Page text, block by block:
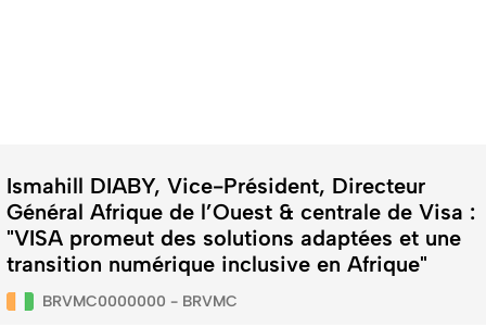
Ismahill DIABY, Vice-Président, Directeur
Général Afrique de l’Ouest & centrale de Visa :
"VISA promeut des solutions adaptées et une
transition numérique inclusive en Afrique"
BRVMC0000000 - BRVMC